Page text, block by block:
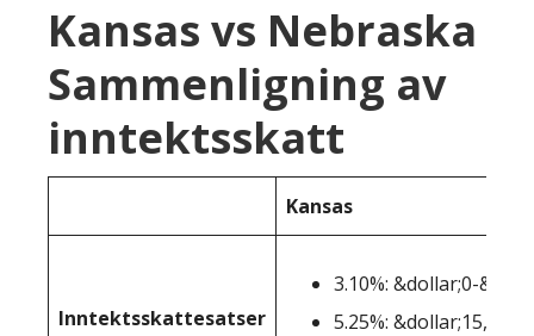
Kansas vs Nebraska
Sammenligning av
inntektsskatt
Kansas
Inntektsskattesatser
3.10%: &dollar;0-
5.25%: